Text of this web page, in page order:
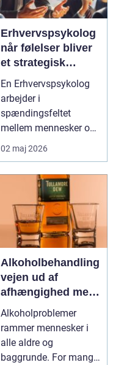
Erhvervspsykolog
når følelser bliver
et strategisk
værktøj i
arbejdslivet
En Erhvervspsykolog
arbejder i
spændingsfeltet
mellem mennesker og
forretning. Fokus er
ikke kun på ...
02 maj 2026
Alkoholbehandling
vejen ud af
afhængighed med
professionel støtte
Alkoholproblemer
rammer mennesker i
alle aldre og
baggrunde. For mange